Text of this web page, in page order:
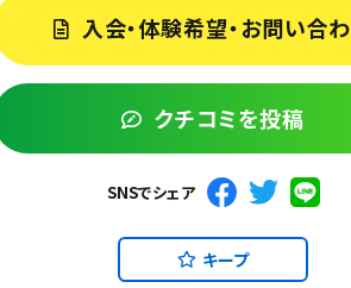
入会・体験希望・お問い合
クチコミを投稿
SNSでシェア
キープ